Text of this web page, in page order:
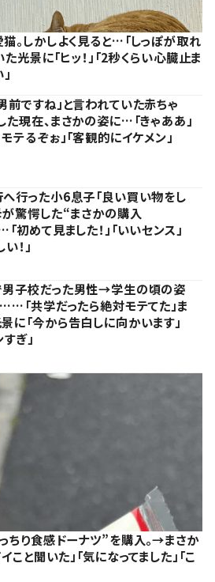
。しかしよく見ると…「しっぽが取れ
光景に「ヒッ！」「2秒くらい心臓止ま
前ですね」と言われていた赤ちゃ
た現在、まさかの姿に…「きゃああ」
モテるぞぉ」「客観的にイケメン」
行った小6息子「良い買い物をし
が驚愕した“まさかの購入
初めて見ました！」「いいセンス」
！」
子校だった男性→学生の頃の姿
「共学だったら絶対モテてた」ま
に「今から告白しに向かいます」
すぎ」
ちり食感ドーナツ”を購入。→まさか
と聞いた」「気になってました」「こ